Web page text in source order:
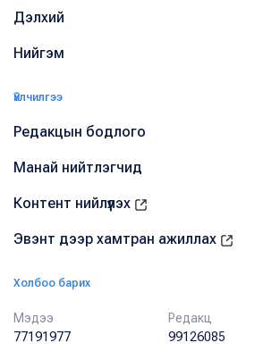
Дэлхий
Нийгэм
Үйлчилгээ
Редакцын бодлого
Манай нийтлэгчид
Контент нийлүүлэх
Эвэнт дээр хамтран ажиллах
Холбоо барих
Мэдээ
77191977
Редакц
99126085